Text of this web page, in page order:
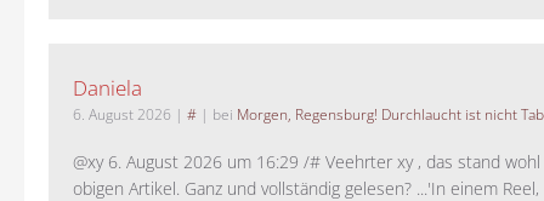
Daniela
6. August 2026 | # | bei Morgen, Regensburg! Durchlaucht ist nicht
@xy 6. August 2026 um 16:29 /# Veehrter xy , das stand
obigen Artikel. Ganz und vollständig gelesen? ...'In einem